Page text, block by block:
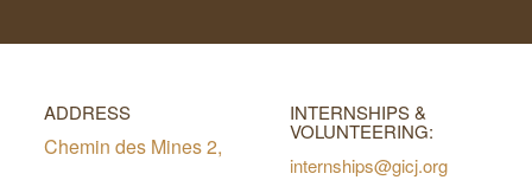
ADDRESS
Chemin des Mines 2,
INTERNSHIPS &
VOLUNTEERING:
internships@gicj.org